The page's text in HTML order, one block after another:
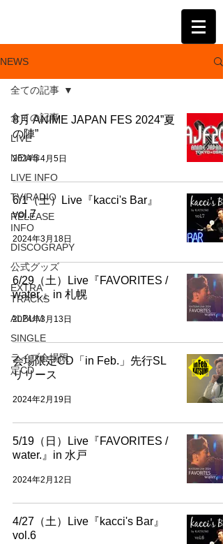
NEWS
全ての記事
LIVE
NEWS
LIVE INFO
TV/RADIO
RELEASE
INFO
DISCOGRAPY
公式グッズ
EXTRA
TRACKS
ALBUM
SINGLE
ライブ会場限
定CD
全ての記事
8月 ANIME JAPAN FES 2024”夏
の陣”
2024年4月5日
6/1（土）Live『kacci's Bar』
vol.7
2024年3月18日
6/29（土）Live『FAVORITES /
water.』in 札幌
2024年3月13日
会場限定CD「in Feb.」先行SL
リリース
2024年2月19日
5/19（日）Live『FAVORITES /
water.』in 水戸
2024年2月12日
4/27（土）Live『kacci's Bar』
vol.6